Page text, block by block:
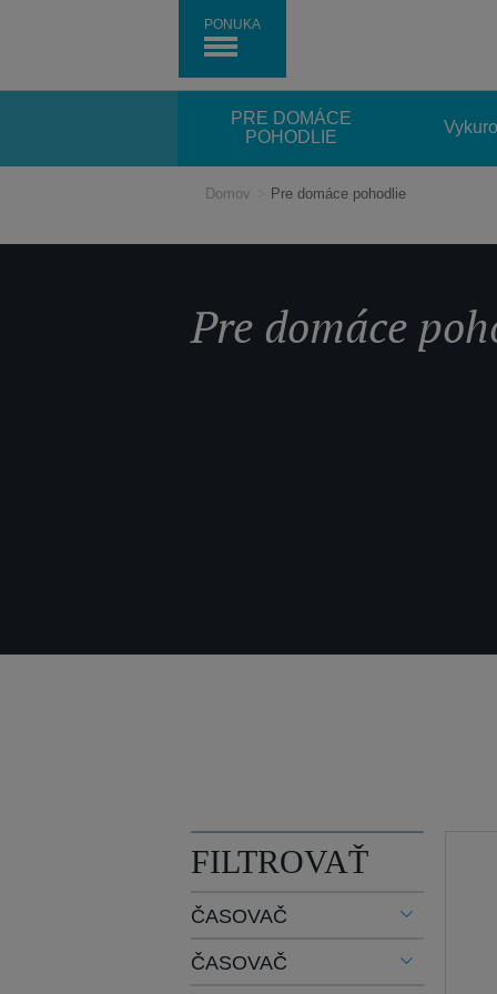
PONUKA
PRE DOMÁCE
POHODLIE
Domov Pre domáce pohodlie
Pre domáce
FILTROVAŤ
ČASOVAČ
h (3)
ČASOVAČ